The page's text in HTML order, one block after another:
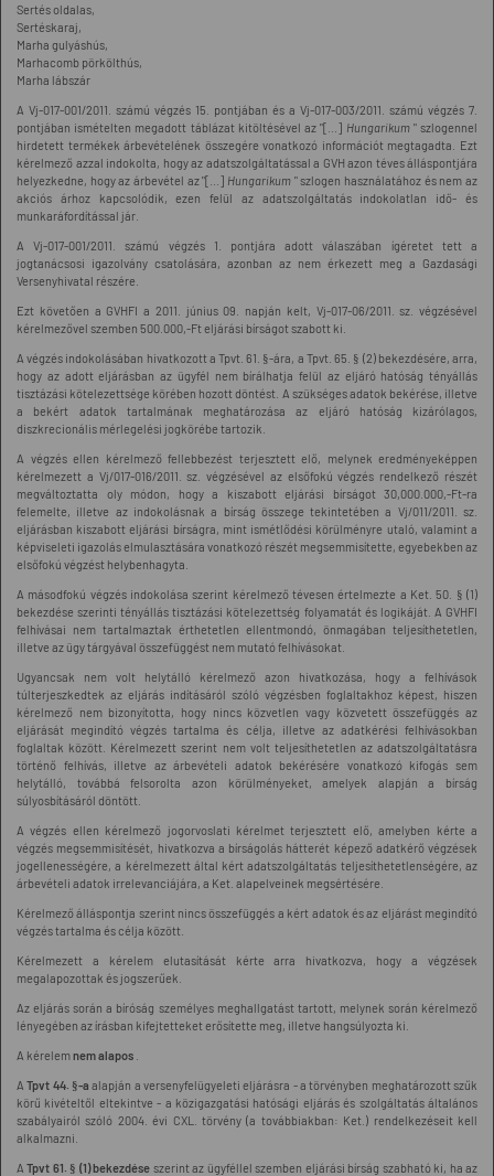
Sertés oldalas,
Sertéskaraj,
Marha gulyáshús,
Marhacomb pörkölthús,
Marha lábszár
A Vj-017-001/2011. számú végzés 15. pontjában és a Vj-017-003/2011. számú végzés 7.
pontjában ismételten megadott táblázat kitöltésével az "[...] Hungarikum" szlogennel
hirdetett termékek árbevételének összegére vonatkozó információt megtagadta. Ezt
kérelmező azzal indokolta, hogy az adatszolgáltatással a GVH azon téves álláspontjára
helyezkedne, hogy az árbevétel az "[...] Hungarikum " szlogen használatához és nem az
akciós árhoz kapcsolódik, ezen felül az adatszolgáltatás indokolatlan idő- és
munkaráfordítással jár.
A Vj-017-001/2011. számú végzés 1. pontjára adott válaszában ígéretet tett a
jogtanácsosi igazolvány csatolására, azonban az nem érkezett meg a Gazdasági
Versenyhivatal részére.
Ezt követően a GVHFI a 2011. június 09. napján kelt, Vj-017-06/2011. sz. végzésével
kérelmezővel szemben 500.000,-Ft eljárási bírságot szabott ki.
A végzés indokolásában hivatkozott a Tpvt. 61. §-ára, a Tpvt. 65. § (2) bekezdésére, arra,
hogy az adott eljárásban az ügyfél nem bírálhatja felül az eljáró hatóság tényállás
tisztázási kötelezettsége körében hozott döntést. A szükséges adatok bekérése, illetve
a bekért adatok tartalmának meghatározása az eljáró hatóság kizárólagos,
diszkrecionális mérlegelési jogkörébe tartozik.
A végzés ellen kérelmező fellebbezést terjesztett elő, melynek eredményeképpen
kérelmezett a Vj/017-016/2011. sz. végzésével az elsőfokú végzés rendelkező részét
megváltoztatta oly módon, hogy a kiszabott eljárási bírságot 30,000.000,-Ft-ra
felemelte, illetve az indokolásnak a bírság összege tekintetében a Vj/011/2011. sz.
eljárásban kiszabott eljárási bírságra, mint ismétlődési körülményre utaló, valamint a
képviseleti igazolás elmulasztására vonatkozó részét megsemmisítette, egyebekben az
elsőfokú végzést helybenhagyta.
A másodfokú végzés indokolása szerint kérelmező tévesen értelmezte a Ket. 50. § (1)
bekezdése szerinti tényállás tisztázási kötelezettség folyamatát és logikáját. A GVHFI
felhívásai nem tartalmaztak érthetetlen ellentmondó, önmagában teljesíthetetlen,
illetve az ügy tárgyával összefüggést nem mutató felhívásokat.
Ugyancsak nem volt helytálló kérelmező azon hivatkozása, hogy a felhívások
túlterjeszkedtek az eljárás indításáról szóló végzésben foglaltakhoz képest, hiszen
kérelmező nem bizonyította, hogy nincs közvetlen vagy közvetett összefüggés az
eljárását megindító végzés tartalma és célja, illetve az adatkérési felhívásokban
foglaltak között. Kérelmezett szerint nem volt teljesíthetetlen az adatszolgáltatásra
történő felhívás, illetve az árbevételi adatok bekérésére vonatkozó kifogás sem
helytálló, továbbá felsorolta azon körülményeket, amelyek alapján a bírság
súlyosbításáról döntött.
A végzés ellen kérelmező jogorvoslati kérelmet terjesztett elő, amelyben kérte a
végzés megsemmisítését, hivatkozva a bírságolás hátterét képező adatkérő végzések
jogellenességére, a kérelmezett által kért adatszolgáltatás teljesíthetetlenségére, az
árbevételi adatok irrelevanciájára, a Ket. alapelveinek megsértésére.
Kérelmező álláspontja szerint nincs összefüggés a kért adatok és az eljárást megindító
végzés tartalma és célja között.
Kérelmezett a kérelem elutasítását kérte arra hivatkozva, hogy a végzések
megalapozottak és jogszerűek.
Az eljárás során a bíróság személyes meghallgatást tartott, melynek során kérelmező
lényegében az írásban kifejtetteket erősítette meg, illetve hangsúlyozta ki.
A kérelemnem alapos
ATpvt 44. §-a alapján a versenyfelügyeleti eljárásra - a törvényben meghatározott szűk
körű kivételtől eltekintve - a közigazgatási hatósági eljárás és szolgáltatás általános
szabályairól szóló 2004. évi CXL. törvény (a továbbiakban: Ket.) rendelkezéseit kell
alkalmazni.
ATpvt 61. § (1) bekezdése szerint az ügyféllel szemben eljárási bírság szabható ki, ha az